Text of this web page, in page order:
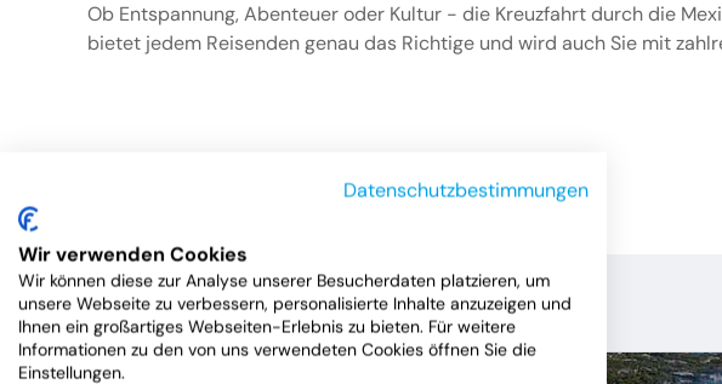
Ob Entspannung, Abenteuer oder Kultur - die Kreuzfahrt durch die
bietet jedem Reisenden genau das Richtige und wird auch Sie mit
Datenschutzbestimmungen
Wir verwenden Cookies
Wir können diese zur Analyse unserer Besucherdaten platzieren, um
unsere Webseite zu verbessern, personalisierte Inhalte anzuzeigen und
Ihnen ein großartiges Webseiten-Erlebnis zu bieten. Für weitere
Informationen zu den von uns verwendeten Cookies öffnen Sie die
Einstellungen.